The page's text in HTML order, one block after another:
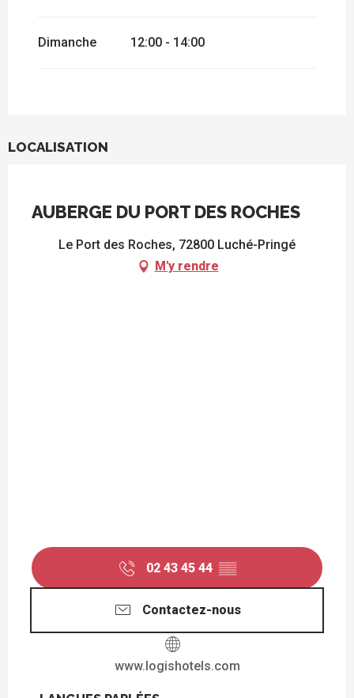
Dimanche 12:00 - 14:00
LOCALISATION
AUBERGE DU PORT DES ROCHES
Le Port des Roches, 72800 Luché-Pringé
M'y rendre
02 43 45 44 ▒▒
Contactez-nous
www.logishotels.com